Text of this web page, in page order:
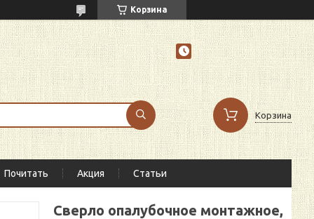
Корзина
Корзина
Почитать Акция Статьи
Сверло опалубочное монтажное,